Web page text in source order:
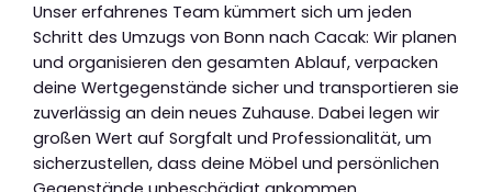
Unser erfahrenes Team kümmert sich um jeden
Schritt des Umzugs von Bonn nach Cacak: Wir planen
und organisieren den gesamten Ablauf, verpacken
deine Wertgegenstände sicher und transportieren sie
zuverlässig an dein neues Zuhause. Dabei legen wir
großen Wert auf Sorgfalt und Professionalität, um
sicherzustellen, dass deine Möbel und persönlichen